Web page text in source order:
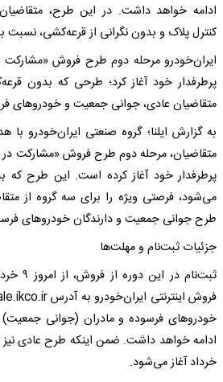
ادامه خواهد داشت. در این طرح،
کنترل پلاک و بدون نگرانی از قرعه‌کشی، نسبت
پرطرفدار خود آغاز کرد؛ طرحی که بدون
متقاضیان عادی، جوانی جمعیت و خودرو‌های
به گزارش ایلنا؛ گروه صنعتی ایران‌خودرو با
متقاضیان، مرحله دوم طرح فروش «مشارکت
پرطرفدار خود آغاز کرده است. این طرح که
می‌شود، فرصتی ویژه را برای سه گروه از
طرح جوانی جمعیت و دارندگان خودرو‌های
جزئیات ثبت‌نام و مهلت‌ها
خرداد آغاز می‌شود.